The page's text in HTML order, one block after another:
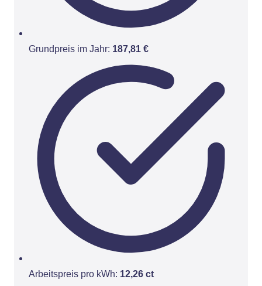
Grundpreis im Jahr: 187,81 €
Arbeitspreis pro kWh: 12,26 ct